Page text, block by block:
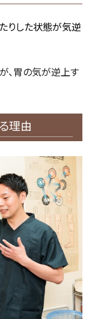
りした状態が気逆
、胃の気が逆上す
理由